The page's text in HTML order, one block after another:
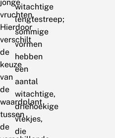
jonge
vruchten.
Hierdoor
verschilt
de
keuze
van
de
waardplant
tussen
de
witachtige
lengtestreep;
sommige
vormen
hebben
een
aantal
witachtige,
driehoekige
vlekjes,
die